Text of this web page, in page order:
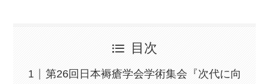
目次
第26回日本褥瘡学会学術集会『次代に向